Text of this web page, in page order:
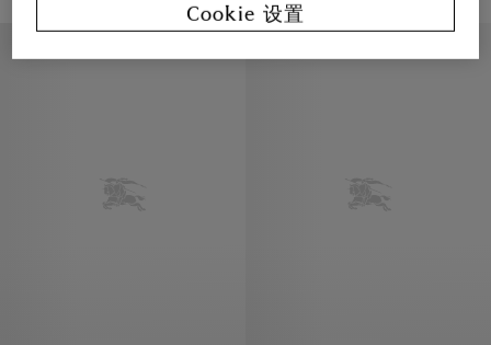
格纹羊绒饰牌棉质 T 恤衫, ¥4,550.00骑士徽标格纹棉质 T 恤衫,
Cookie 设置